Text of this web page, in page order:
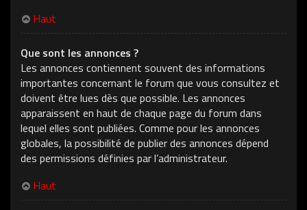
Haut
Que sont les annonces ?
Les annonces contiennent souvent des informations
importantes concernant le forum que vous consultez et
doivent être lues dès que possible. Les annonces
apparaissent en haut de chaque page du forum dans
lequel elles sont publiées. Comme pour les annonces
globales, la possibilité de publier des annonces dépend
des permissions définies par l’administrateur.
Haut